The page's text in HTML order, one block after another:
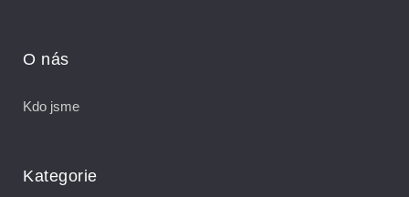
O nás
Kdo jsme
Kategorie